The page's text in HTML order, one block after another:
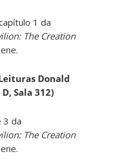
1 da
The Creation
Donald
Sala 312)
3 da
The Creation